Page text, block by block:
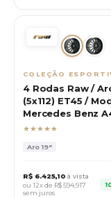
COLEÇÃO
4 Rodas Raw /
(5x112) ET45 /
Mercedes Benz
★★★★★
Aro19"
R$ 6.425,10 à vista
ou 12x de R$594,917
sem juros